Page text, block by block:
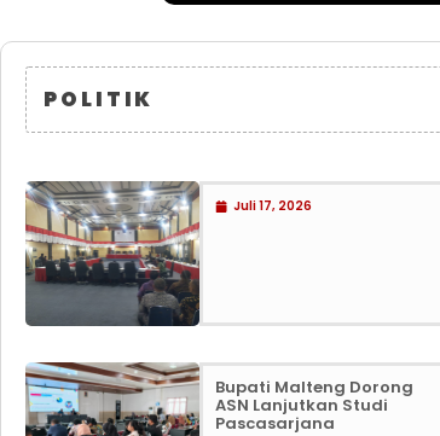
POLITIK
Juli 17, 2026
Bupati Malteng Dorong
ASN Lanjutkan Studi
Pascasarjana